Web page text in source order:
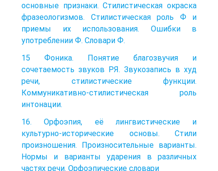
основные признаки. Стилистическая окраска
фразеологизмов. Стилистическая роль Ф и
приемы их использования. Ошибки в
употреблении Ф. Словари Ф.
15 Фоника. Понятие благозвучия и
сочетаемость звуков РЯ. Звукозапись в худ
речи, стилистические функции.
Коммуникативно-стилистическая роль
интонации.
16. Орфоэпия, её лингвистические и
культурно-исторические основы. Стили
произношения. Произносительные варианты.
Нормы и варианты ударения в различных
частях речи. Орфоэпические словари